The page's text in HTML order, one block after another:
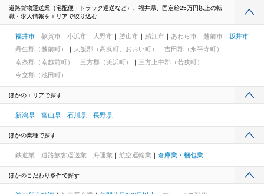
道路貨物運送業（宅配便・トラック運送など）、福井県、固定給25万円以上の転
職・求人情報をエリアで絞り込む
福井市 敦賀市 小浜市 大野市 勝山市 鯖江市 あわら市 越前市
坂井市
丹生郡（越前町）
大飯郡（高浜町、おおい町）
吉田郡（永平寺町）
南条郡（南越前町）
三方郡（美浜町）
三方上中郡（若狭町）
今立郡（池田町）
ほかのエリアで探す
新潟県 富山県 石川県 長野県
ほかの業種で探す
鉄道業 道路旅客運送業 海運業 航空運輸業 倉庫業・梱包業
ほかのこだわり条件で探す